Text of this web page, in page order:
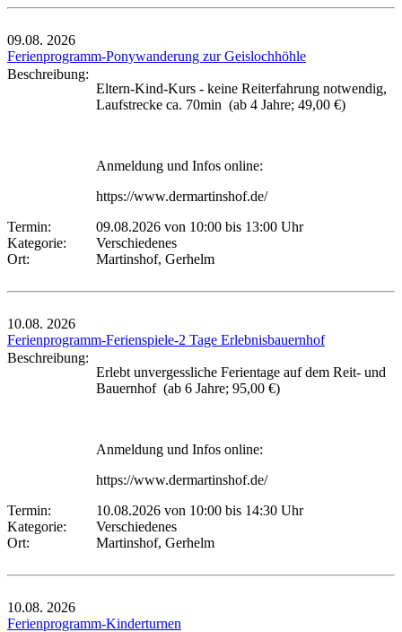
09.08. 2026
Ferienprogramm-Ponywanderung zur Geislochhöhle
Beschreibung:
Eltern-Kind-Kurs - keine Reiterfahrung notwendig,
Laufstrecke ca. 70min (ab 4 Jahre; 49,00 €)
Anmeldung und Infos online:
https://www.dermartinshof.de/
Termin:
09.08.2026 von 10:00 bis 13:00 Uhr
Kategorie:
Verschiedenes
Ort:
Martinshof, Gerhelm
10.08. 2026
Ferienprogramm-Ferienspiele-2 Tage Erlebnisbauernhof
Beschreibung:
Erlebt unvergessliche Ferientage auf dem Reit- und
Bauernhof (ab 6 Jahre; 95,00 €)
Anmeldung und Infos online:
https://www.dermartinshof.de/
Termin:
10.08.2026 von 10:00 bis 14:30 Uhr
Kategorie:
Verschiedenes
Ort:
Martinshof, Gerhelm
10.08. 2026
Ferienprogramm-Kinderturnen